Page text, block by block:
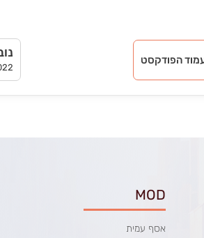
הפודקסט
MOD
אסף עמית